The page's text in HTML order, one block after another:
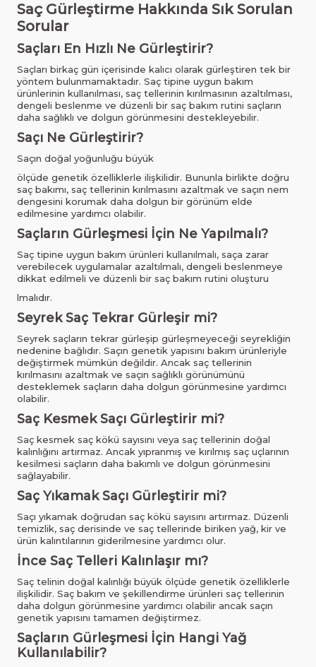
Saç Gürleştirme Hakkında Sık Sorulan
Sorular
Saçları En Hızlı Ne Gürleştirir?
Saçları birkaç gün içerisinde kalıcı olarak gürleştiren tek bir
yöntem bulunmamaktadır. Saç tipine uygun bakım
ürünlerinin kullanılması, saç tellerinin kırılmasının azaltılması,
dengeli beslenme ve düzenli bir saç bakım rutini saçların
daha sağlıklı ve dolgun görünmesini destekleyebilir.
Saçı Ne Gürleştirir?
Saçın doğal yoğunluğu büyük
ölçüde genetik özelliklerle ilişkilidir. Bununla birlikte doğru
saç bakımı, saç tellerinin kırılmasını azaltmak ve saçın nem
dengesini korumak daha dolgun bir görünüm elde
edilmesine yardımcı olabilir.
Saçların Gürleşmesi İçin Ne Yapılmalı?
Saç tipine uygun bakım ürünleri kullanılmalı, saça zarar
verebilecek uygulamalar azaltılmalı, dengeli beslenmeye
dikkat edilmeli ve düzenli bir saç bakım rutini oluşturu
lmalıdır.
Seyrek Saç Tekrar Gürleşir mi?
Seyrek saçların tekrar gürleşip gürleşmeyeceği seyrekliğin
nedenine bağlıdır. Saçın genetik yapısını bakım ürünleriyle
değiştirmek mümkün değildir. Ancak saç tellerinin
kırılmasını azaltmak ve saçın sağlıklı görünümünü
desteklemek saçların daha dolgun görünmesine yardımcı
olabilir.
Saç Kesmek Saçı Gürleştirir mi?
Saç kesmek saç kökü sayısını veya saç tellerinin doğal
kalınlığını artırmaz. Ancak yıpranmış ve kırılmış saç uçlarının
kesilmesi saçların daha bakımlı ve dolgun görünmesini
sağlayabilir.
Saç Yıkamak Saçı Gürleştirir mi?
Saçı yıkamak doğrudan saç kökü sayısını artırmaz. Düzenli
temizlik, saç derisinde ve saç tellerinde biriken yağ, kir ve
ürün kalıntılarının giderilmesine yardımcı olur.
İnce Saç Telleri Kalınlaşır mı?
Saç telinin doğal kalınlığı büyük ölçüde genetik özelliklerle
ilişkilidir. Saç bakım ve şekillendirme ürünleri saç tellerinin
daha dolgun görünmesine yardımcı olabilir ancak saçın
genetik yapısını tamamen değiştirmez.
Saçların Gürleşmesi İçin Hangi Yağ
Kullanılabilir?